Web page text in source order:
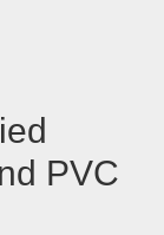
PVC